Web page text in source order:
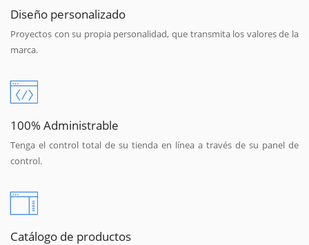
Diseño personalizado
Proyectos con su propia personalidad, que transmita los valores de la
marca.
100% Administrable
Tenga el control total de su tienda en línea a través de su panel de
control.
Catálogo de productos